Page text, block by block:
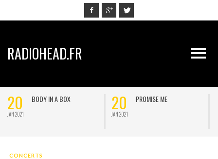
RADIOHEAD.FR
20
JAN 2021
BODY IN A BOX 20
JAN 2021
PROMISE ME
CONCERTS